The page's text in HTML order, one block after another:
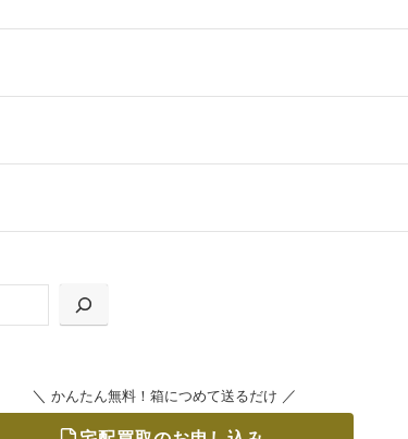
」からお選びいただけます。
＼ かんたん無料！箱につめて送るだけ ／